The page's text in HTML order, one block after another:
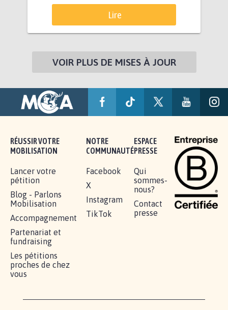
Lire
VOIR PLUS DE MISES À JOUR
RÉUSSIR VOTRE
MOBILISATION
Lancer votre
pétition
Blog - Parlons
Mobilisation
Accompagnement
Partenariat et
fundraising
Les pétitions
proches de chez
vous
NOTRE
COMMUNAUTÉ
Facebook
X
Instagram
TikTok
ESPACE
PRESSE
Qui
sommes-
nous?
Contact
presse